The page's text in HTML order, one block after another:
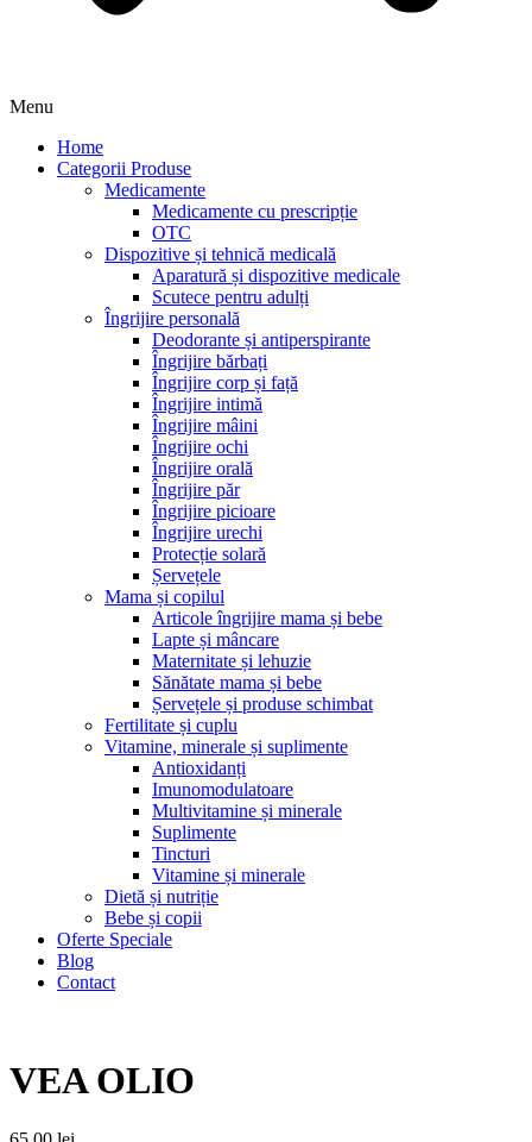
Menu
Home
Categorii Produse
Medicamente
Medicamente cu prescripție
OTC
Dispozitive și tehnică medicală
Aparatură și dispozitive medicale
Scutece pentru adulți
Îngrijire personală
Deodorante și antiperspirante
Îngrijire bărbați
Îngrijire corp și față
Îngrijire intimă
Îngrijire mâini
Îngrijire ochi
Îngrijire orală
Îngrijire păr
Îngrijire picioare
Îngrijire urechi
Protecție solară
Șervețele
Mama și copilul
Articole îngrijire mama și bebe
Lapte și mâncare
Maternitate și lehuzie
Sănătate mama și bebe
Șervețele și produse schimbat
Fertilitate și cuplu
Vitamine, minerale și suplimente
Antioxidanți
Imunomodulatoare
Multivitamine și minerale
Suplimente
Tincturi
Vitamine și minerale
Dietă și nutriție
Bebe și copii
Oferte Speciale
Blog
Contact
VEA OLIO